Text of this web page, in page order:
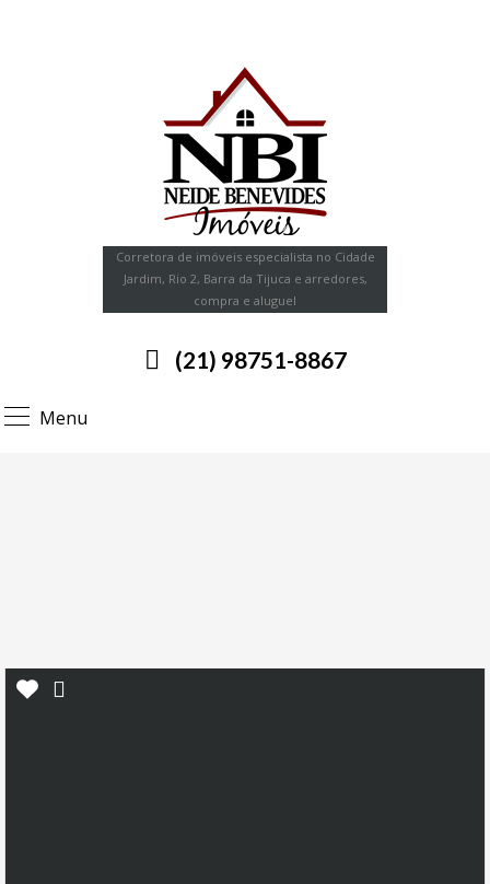
Corretora de imóveis especialista no Cidade
Jardim, Rio 2, Barra da Tijuca e arredores,
compra e aluguel
Menu
(21) 98751-8867